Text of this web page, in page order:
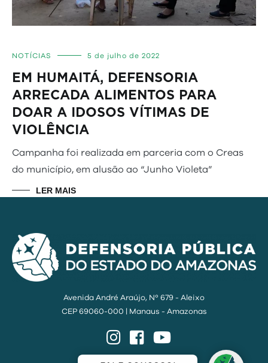
NOTÍCIAS 5 de julho de 2022
EM HUMAITÁ, DEFENSORIA
ARRECADA ALIMENTOS PARA
DOAR A IDOSOS VÍTIMAS DE
VIOLÊNCIA
Campanha foi realizada em parceria com o Creas
do município, em alusão ao “Junho Violeta”
LER MAIS
Avenida André Araújo, Nº 679 - Aleixo
CEP 69060-000 | Manaus - Amazonas
InstagramFacebook